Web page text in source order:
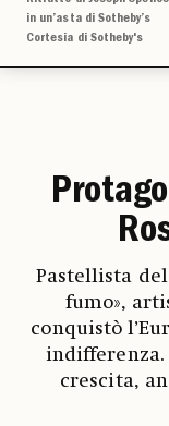
in un’asta di Sotheby’s
Cortesia di Sotheby's
Pastellista
fumo»,
conquistò
indifferenza.
crescita,